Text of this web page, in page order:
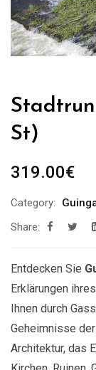
St)
319.00€
Category:
Share:
Entdecken Sie
Erklärungen
Ihnen durch
Geheimnisse
Architektur, das